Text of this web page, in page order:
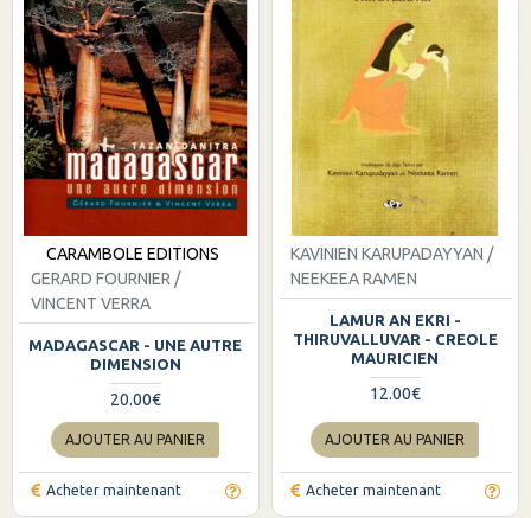
CARAMBOLE EDITIONS
GERARD FOURNIER /
VINCENT VERRA
MADAGASCAR - UNE AUTRE
DIMENSION
20.00€
AJOUTER AU PANIER
Acheter maintenant
KAVINIEN KARUPADAYYAN /
NEEKEEA RAMEN
LAMUR AN EKRI -
THIRUVALLUVAR - CREOLE
MAURICIEN
12.00€
AJOUTER AU PANIER
Acheter maintenant